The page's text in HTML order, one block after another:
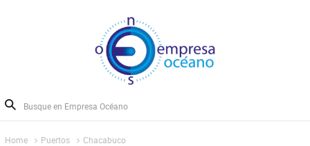
Home Puertos Chacabuco